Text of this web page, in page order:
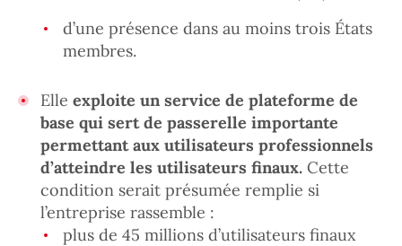
d’une présence dans au moins trois États
membres.
Elle exploite un service de plateforme de
base qui sert de passerelle importante
permettant aux utilisateurs professionnels
d’atteindre les utilisateurs finaux. Cette
condition serait présumée remplie si
l’entreprise rassemble :
plus de 45 millions d’utilisateurs finaux